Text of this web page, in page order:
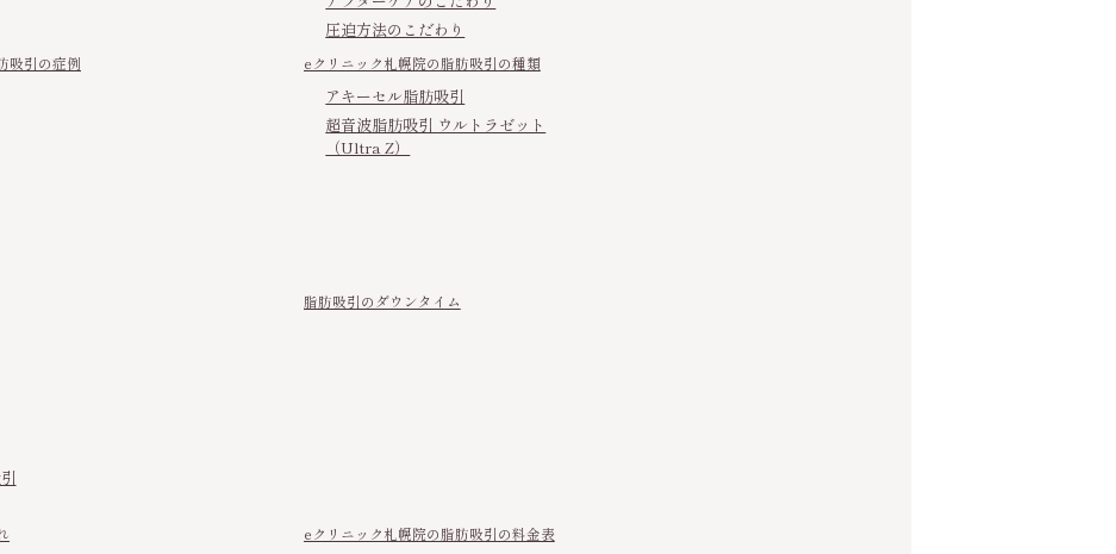
圧迫方法のこだわり
吸引の症例 eクリニック札幌院の脂肪吸引の種類
アキーセル脂肪吸引
超音波脂肪吸引 ウルトラゼット
（Ultra Z）
脂肪吸引のダウンタイム
eクリニック札幌院の脂肪吸引の料金表